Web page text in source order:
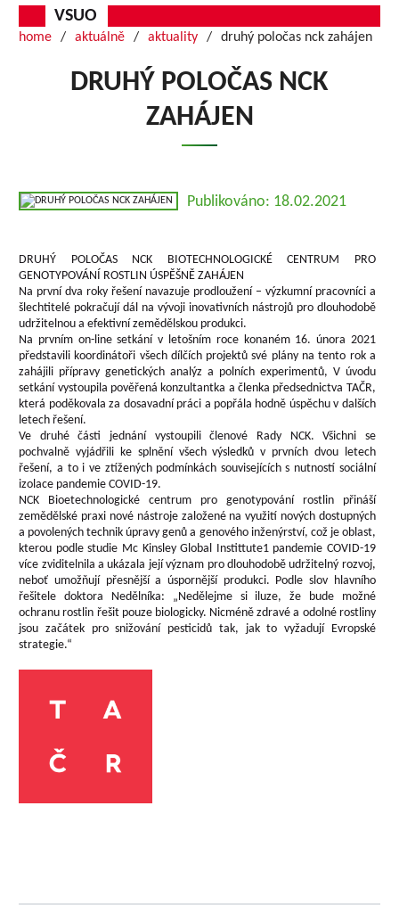
VSUO
home aktuálně aktuality druhý poločas nck zahájen
DRUHÝ POLOČAS NCK
ZAHÁJEN
Publikováno: 18.02.2021
DRUHÝ POLOČAS NCK BIOTECHNOLOGICKÉ CENTRUM PRO
GENOTYPOVÁNÍ ROSTLIN ÚSPĚŠNĚ ZAHÁJEN
Na první dva roky řešení navazuje prodloužení – výzkumní pracovníci a
šlechtitelé pokračují dál na vývoji inovativních nástrojů pro dlouhodobě
udržitelnou a efektivní zemědělskou produkci.
Na prvním on-line setkání v letošním roce konaném 16. února 2021
představili koordinátoři všech dílčích projektů své plány na tento rok a
zahájili přípravy genetických analýz a polních experimentů, V úvodu
setkání vystoupila pověřená konzultantka a členka předsednictva TAČR,
která poděkovala za dosavadní práci a popřála hodně úspěchu v dalších
letech řešení.
Ve druhé části jednání vystoupili členové Rady NCK. Všichni se
pochvalně vyjádřili ke splnění všech výsledků v prvních dvou letech
řešení, a to i ve ztížených podmínkách souvisejících s nutností sociální
izolace pandemie COVID-19.
NCK Bioetechnologické centrum pro genotypování rostlin přináší
zemědělské praxi nové nástroje založené na využití nových dostupných
a povolených technik úpravy genů a genového inženýrství, což je oblast,
kterou podle studie Mc Kinsley Global Instittute1 pandemie COVID-19
více zviditelnila a ukázala její význam pro dlouhodobě udržitelný rozvoj,
neboť umožňují přesnější a úspornější produkci. Podle slov hlavního
řešitele doktora Nedělníka: „Nedělejme si iluze, že bude možné
ochranu rostlin řešit pouze biologicky. Nicméně zdravé a odolné rostliny
jsou začátek pro snižování pesticidů tak, jak to vyžadují Evropské
strategie.“